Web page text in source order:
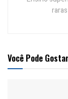
Você Pode